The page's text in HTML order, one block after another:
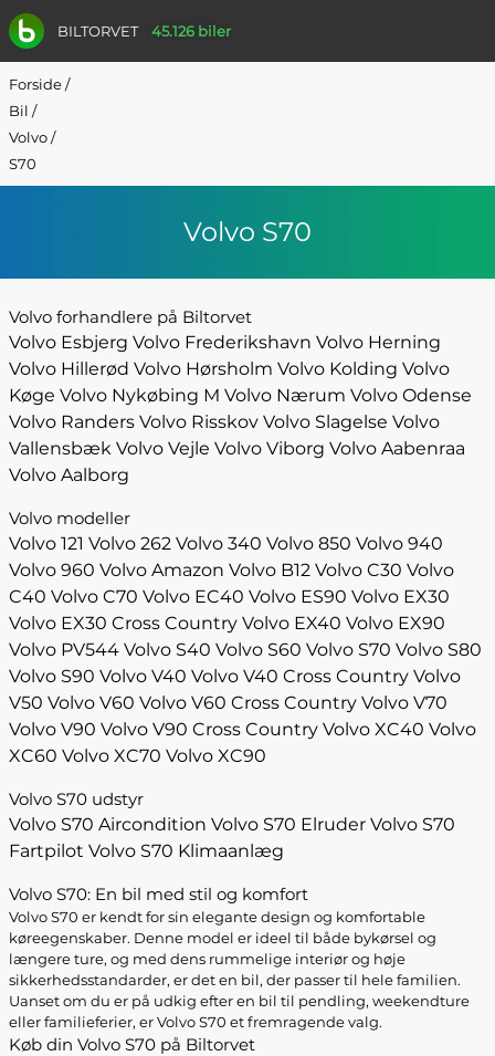
BILTORVET 45.126 biler
Forside/
Bil /
Volvo/
S70
Volvo S70
Volvo forhandlere på Biltorvet
Volvo Esbjerg Volvo Frederikshavn Volvo Herning
Volvo Hillerød Volvo Hørsholm Volvo Kolding Volvo
Køge Volvo Nykøbing M Volvo Nærum Volvo Odense
Volvo Randers Volvo Risskov Volvo Slagelse Volvo
Vallensbæk Volvo Vejle Volvo Viborg Volvo Aabenraa
Volvo Aalborg
Volvo modeller
Volvo 121 Volvo 262 Volvo 340 Volvo 850 Volvo 940
Volvo 960 Volvo Amazon Volvo B12 Volvo C30 Volvo
C40 Volvo C70 Volvo EC40 Volvo ES90 Volvo EX30
Volvo EX30 Cross Country Volvo EX40 Volvo EX90
Volvo PV544 Volvo S40 Volvo S60 Volvo S70 Volvo S80
Volvo S90 Volvo V40 Volvo V40 Cross Country Volvo
V50 Volvo V60 Volvo V60 Cross Country Volvo V70
Volvo V90 Volvo V90 Cross Country Volvo XC40 Volvo
XC60 Volvo XC70 Volvo XC90
Volvo S70 udstyr
Volvo S70 Aircondition Volvo S70 Elruder Volvo S70
Fartpilot Volvo S70 Klimaanlæg
Volvo S70: En bil med stil og komfort
Volvo S70 er kendt for sin elegante design og komfortable
køreegenskaber. Denne model er ideel til både bykørsel og
længere ture, og med dens rummelige interiør og høje
sikkerhedsstandarder, er det en bil, der passer til hele familien.
Uanset om du er på udkig efter en bil til pendling, weekendture
eller familieferier, er Volvo S70 et fremragende valg.
Køb din Volvo S70 på Biltorvet